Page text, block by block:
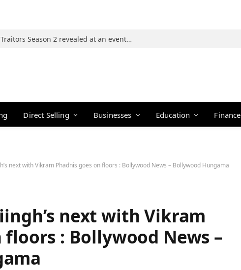
Photos: 21 players of The Traitors Season 2 revealed at an event in Mumbai
Direct Selling Businesses Education Finance
next with Vikram Phadnis goes on floors : Bollywood News – Bollywood Hungama
next with Vikram
floors : Bollywood News –